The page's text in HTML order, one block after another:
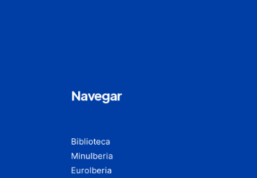
Navegar
Biblioteca
MinuIberia
EuroIberia